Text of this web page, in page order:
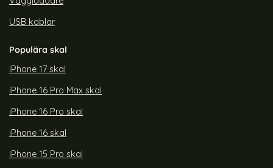
USB kablar
Populära skal
iPhone 17 skal
iPhone 16 Pro Max skal
iPhone 16 Pro skal
iPhone 16 skal
iPhone 15 Pro skal